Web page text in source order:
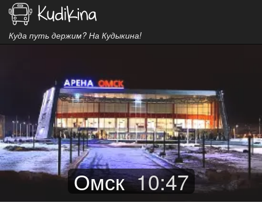
Куда путь держим? На Кудыкина!
Омск 10:47